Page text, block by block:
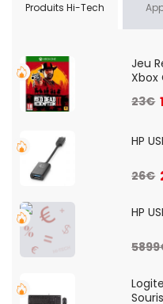
Produits Hi-Tech
Jeu
Xbox
23€
HP
26€
HP